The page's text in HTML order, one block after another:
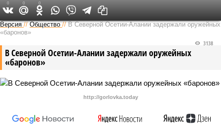
Версия на Кавказе
Версия //Общество //В Северной Осетии-Алании задержали оружейных
«баронов»
В Северной Осетии-Алании задержали оружейных
«баронов»
3138
http://gorlovka.today
0 0 0